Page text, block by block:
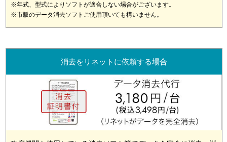
※年式、型式によりソフトが適合しない場合がございます。
※市販のデータ消去ソフトご使用頂いても構いません。
消去をリネットに依頼する場合